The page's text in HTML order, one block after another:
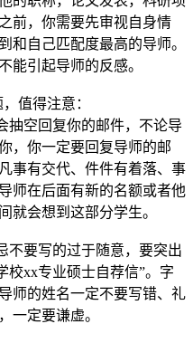
前，你需要先审视自身情
和自己匹配度最高的导师。
能引起导师的反感。
值得注意：
抽空回复你的邮件，不论导
，你一定要回复导师的邮
事有交代、件件有着落、事
师在后面有新的名额或者他
就会想到这部分学生。
不要写的过于随意，要突出
校xx专业硕士自荐信”。字
师的姓名一定不要写错、礼
一定要谦虚。